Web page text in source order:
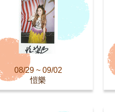
08/29 ~ 09/02
愷樂